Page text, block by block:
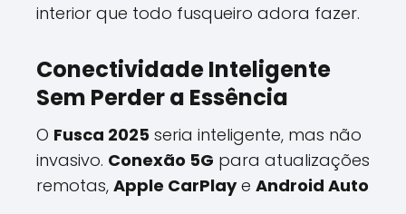
interior que todo fusqueiro adora fazer.
Conectividade Inteligente
Sem Perder a Essência
O Fusca 2025 seria inteligente, mas não
invasivo. Conexão 5G para atualizações
remotas, Apple CarPlaye Android Auto